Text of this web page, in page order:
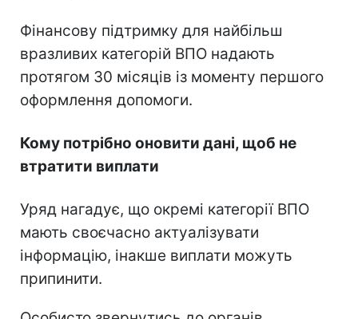
Фінансову підтримку для найбільш
вразливих категорій ВПО надають
протягом 30 місяців із моменту першого
оформлення допомоги.
Кому потрібно оновити дані, щоб не
втратити виплати
Уряд нагадує, що окремі категорії ВПО
мають своєчасно актуалізувати
інформацію, інакше виплати можуть
припинити.